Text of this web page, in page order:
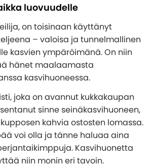
luovuudelle
on toisinaan käyttänyt
– valoisa ja tunnelmallinen
kasvien ympäröimänä. On niin
hänet maalaamasta
kasvihuoneessa.
joka on avannut kukkakaupan
sinne seinäkasvihuoneen,
kahvia ostosten lomassa.
voi olla ja tänne haluaa aina
Kasvihuonetta
niin monin eri tavoin.